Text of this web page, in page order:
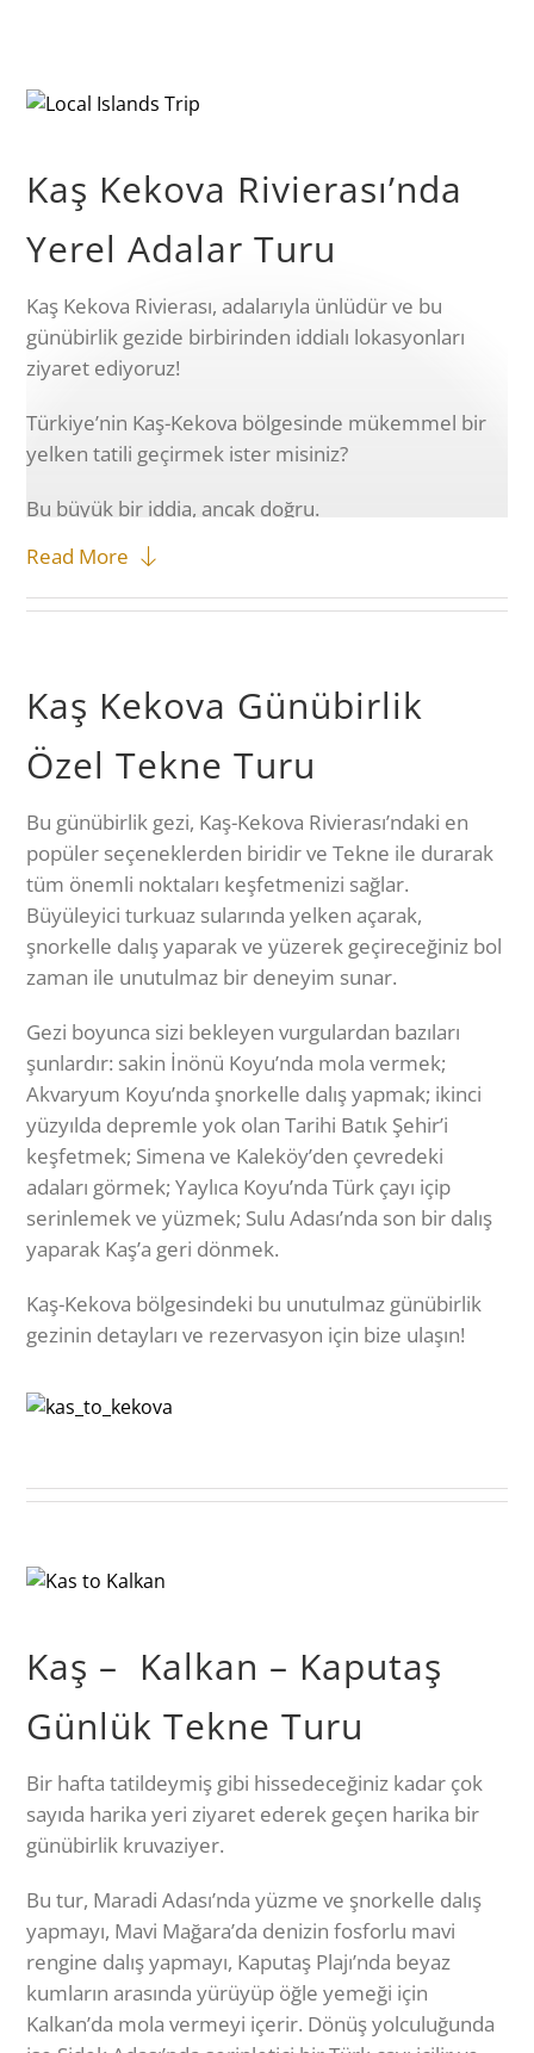
Kaş Kekova Rivierası’nda
Yerel Adalar Turu
Kaş Kekova Rivierası, adalarıyla ünlüdür ve bu
günübirlik gezide birbirinden iddialı lokasyonları
ziyaret ediyoruz!
Türkiye’nin Kaş-Kekova bölgesinde mükemmel bir
yelken tatili geçirmek ister misiniz?
Bu büyük bir iddia, ancak doğru.
Bu deneyime dahil olan birçok şeyi
beklemiyorsunuz.
bildiğinizden emin olmasıyla başlar. Günün
isteklerinizi onaylar – nereye gitmek istediğinizi, ne
yapmak istediğinizi, vb. Eğer emin değilseniz, size
Saat 10:00’da hareket ediyorsunuz. Şefiniz yola
çıktığınızda sizi rahat minderlerin üzerinde
otururken sabah havasının keyfini çıkarırken bir
kahve ve kurabiye tabağıyla karşılıyor. Kaş
marinasından ayrılırken sabah havasını içine
sonra Kaptan sizi öğle yemeği için sakin ve tenha bir
yere demirlemeye götürüyor. (Size en inanılmaz
şnorkelle dalış deneyiminizi rehberlik etmek için
donanımlanmış olan bir şnorkelle dalış macerasına
şaşırtıcı bir dizi su altı mağarası ve bir gemi enkazı
götürüyor.)
Ve öğle yemeği. Şef, taze malzemelerden gemide
sıcaklıklarda servis ediyor. Ana yemek olarak BALIK,
STEAK, KÖFTE veya TAVUK seçenekleri ile pilav,
günlük olarak taze hazırlanıyor. Eşlik eden şarap
tekneyi pilotluk yapmanıza izin veriyoruz. Aileniz
keyfi, dünyanın bir bakıma düşüyor. Daha iyi
olamayacağını düşündüğünüzde, şef önünüzde
bulunan dinlenme noktanıza kendi hazırladığı taze
karpuz, üzüm, muz, nektarin ve diğer lezzetli
atıştırmalıklarla geliyor, inanılmaz sunum ve tatlarla.
Tekrar daha fazla maceraya doğru yola çıkıyoruz,
Türk adalarını ve Akdeniz’in daha fazlasını geziyoruz.
Güneş batarken, başka bir çay ve kahve servisi ile
kurabiyeler sunulur.
Eğer günlük bir gezi ise, saat 18:00 civarında Kaş
Marina’ya geri dönüyoruz.
Read More
Kaş Kekova Günübirlik
Özel Tekne Turu
Bu günübirlik gezi, Kaş-Kekova Rivierası’ndaki en
popüler seçeneklerden biridir ve Tekne ile durarak
tüm önemli noktaları keşfetmenizi sağlar.
Büyüleyici turkuaz sularında yelken açarak,
şnorkelle dalış yaparak ve yüzerek geçireceğiniz bol
zaman ile unutulmaz bir deneyim sunar.
Gezi boyunca sizi bekleyen vurgulardan bazıları
şunlardır: sakin İnönü Koyu’nda mola vermek;
Akvaryum Koyu’nda şnorkelle dalış yapmak; ikinci
yüzyılda depremle yok olan Tarihi Batık Şehir’i
keşfetmek; Simena ve Kaleköy’den çevredeki
adaları görmek; Yaylıca Koyu’nda Türk çayı içip
serinlemek ve yüzmek; Sulu Adası’nda son bir dalış
yaparak Kaş’a geri dönmek.
Kaş-Kekova bölgesindeki bu unutulmaz günübirlik
gezinin detayları ve rezervasyon için bize ulaşın!
Kaş – Kalkan – Kaputaş
Günlük Tekne Turu
Bir hafta tatildeymiş gibi hissedeceğiniz kadar çok
sayıda harika yeri ziyaret ederek geçen harika bir
günübirlik kruvaziyer.
Bu tur, Maradi Adası’nda yüzme ve şnorkelle dalış
yapmayı, Mavi Mağara’da denizin fosforlu mavi
rengine dalış yapmayı, Kaputaş Plajı’nda beyaz
kumların arasında yürüyüp öğle yemeği için
Kalkan’da mola vermeyi içerir. Dönüş yolculuğunda